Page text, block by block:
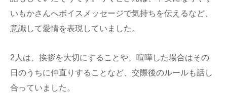
いもかさんへボイスメッセージで気持ちを伝えるなど、
意識して愛情を表現していました。
2人は、挨拶を大切にすることや、喧嘩した場合はその
日のうちに仲直りすることなど、交際後のルールも話し
合っていました。